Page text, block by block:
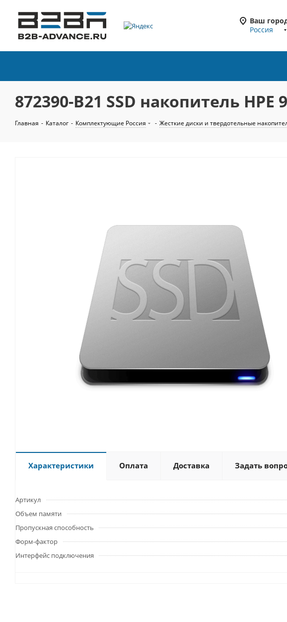
Ваш
Россия
872390-B21 SSD накопитель HPE
Главная - Каталог - Комплектующие Россия - Жесткие диски и твердотельные
Характеристики Оплата Доставка Задать
Артикул
Объем памяти
Пропускная способность
Форм-фактор
Интерфейс подключения